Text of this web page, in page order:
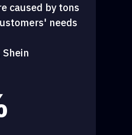
caused by tons
needs